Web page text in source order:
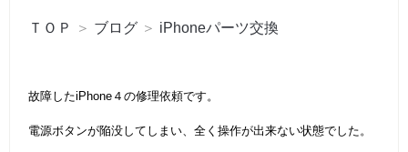
ＴＯＰ ＞ ブログ ＞ iPhoneパーツ交換
故障したiPhone４の修理依頼です。
電源ボタンが陥没してしまい、全く操作が出来ない状態でした。